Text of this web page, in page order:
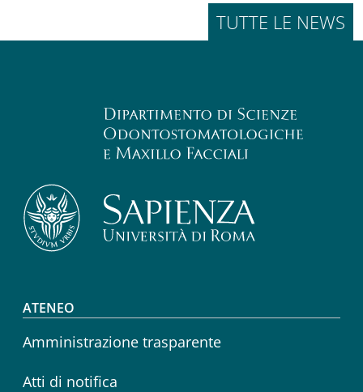
TUTTE LE NEWS
Footer menu
ATENEO
Amministrazione trasparente
Atti di notifica